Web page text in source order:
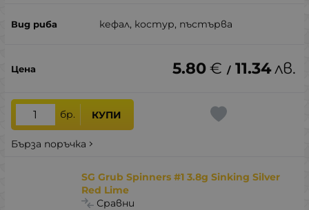
кефал, костур, пъстърва
5.80€ / 11.34лв.
бр. КУПИ
Бърза поръчка
SG Grub Spinners #1 3.8g Sinking Silver
Red Lime
Сравни